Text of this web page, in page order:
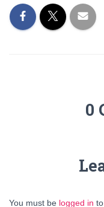
0
You must be logged in